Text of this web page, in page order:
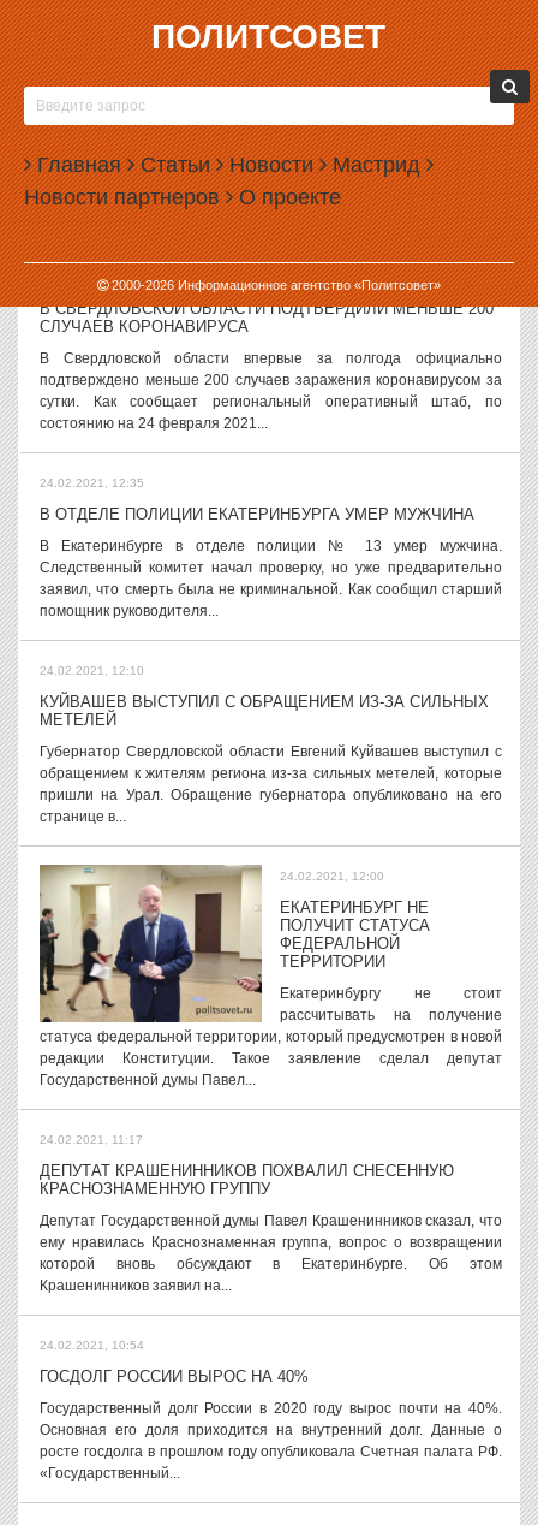
ПОЛИТСОВЕТ
Главная Статьи Новости Мастрид
Новости партнеров О проекте
2000-2026Информационное агентство «Политсовет»
24.02.2021, 13:32
ПУТИН УТВЕРДИЛ ПОВЫШЕНИЕ ШТРАФОВ ЗА
НЕПОВИНОВЕНИЕ СИЛОВИКАМ
Президент РФ Владимир Путин подписал закон, который
увеличивает штрафы за неподчинение требованиям силовиков.
Согласно закону, подписанному Путиным, штраф за
неповиновение сотрудникам полиции...
24.02.2021, 13:11
В СВЕРДЛОВСКОЙ ОБЛАСТИ ПОДТВЕРДИЛИ МЕНЬШЕ 200
СЛУЧАЕВ КОРОНАВИРУСА
В Свердловской области впервые за полгода официально
подтверждено меньше 200 случаев заражения коронавирусом за
сутки. Как сообщает региональный оперативный штаб, по
состоянию на 24 февраля 2021...
24.02.2021, 12:35
В ОТДЕЛЕ ПОЛИЦИИ ЕКАТЕРИНБУРГА УМЕР МУЖЧИНА
В Екатеринбурге в отделе полиции № 13 умер мужчина.
Следственный комитет начал проверку, но уже предварительно
заявил, что смерть была не криминальной. Как сообщил старший
помощник руководителя...
24.02.2021, 12:10
КУЙВАШЕВ ВЫСТУПИЛ С ОБРАЩЕНИЕМ ИЗ-ЗА СИЛЬНЫХ
МЕТЕЛЕЙ
Губернатор Свердловской области Евгений Куйвашев выступил с
обращением к жителям региона из-за сильных метелей, которые
пришли на Урал. Обращение губернатора опубликовано на его
странице в...
24.02.2021, 12:00
ЕКАТЕРИНБУРГ НЕ
ПОЛУЧИТ СТАТУСА
ФЕДЕРАЛЬНОЙ
ТЕРРИТОРИИ
Екатеринбургу не стоит
рассчитывать на получение
статуса федеральной территории, который предусмотрен в новой
редакции Конституции. Такое заявление сделал депутат
Государственной думы Павел...
24.02.2021, 11:17
ДЕПУТАТ КРАШЕНИННИКОВ ПОХВАЛИЛ СНЕСЕННУЮ
КРАСНОЗНАМЕННУЮ ГРУППУ
Депутат Государственной думы Павел Крашенинников сказал, что
ему нравилась Краснознаменная группа, вопрос о возвращении
которой вновь обсуждают в Екатеринбурге. Об этом
Крашенинников заявил на...
24.02.2021, 10:54
ГОСДОЛГ РОССИИ ВЫРОС НА 40%
Государственный долг России в 2020 году вырос почти на 40%.
Основная его доля приходится на внутренний долг. Данные о
росте госдолга в прошлом году опубликовала Счетная палата РФ.
«Государственный...